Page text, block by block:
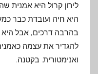
לירון קרול היא אמנית
בהרבה דרכים, אבל
להגדיר את עצמה
ואנימטורית. בקטנה.